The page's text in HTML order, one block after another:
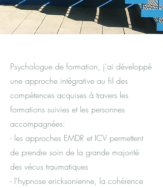
Psychologue de formation, j'ai développé
une approche intégrative au fil des
compétences acquises à travers les
formations suivies et les personnes
accompagnées:
- les approches EMDR et ICV permettent
de prendre soin de la grande majorité
des vécus traumatiques
- l'hypnose ericksonienne, la cohérence